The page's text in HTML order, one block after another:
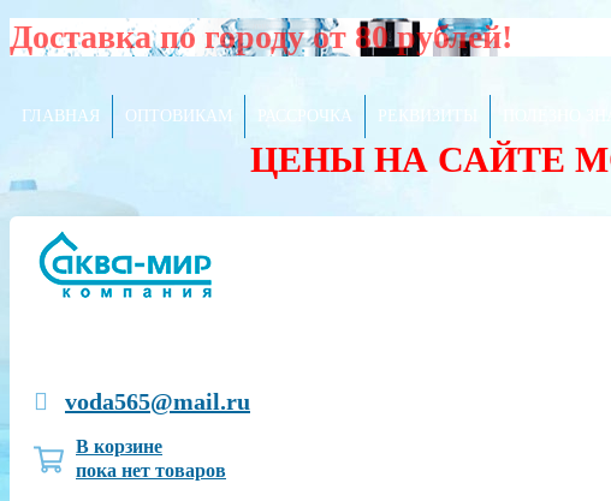
Доставка по городу от 80 рублей!
ГЛАВНАЯ ОПТОВИКАМ РАССРОЧКА РЕКВИЗИТЫ
ЦЕНЫ НА САЙТЕ
voda565@mail.ru
В корзине
пока нет товаров